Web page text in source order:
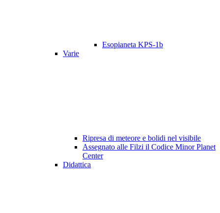
Esopianeta KPS-1b
Varie
Ripresa di meteore e bolidi nel visibile
Assegnato alle Filzi il Codice Minor Planet
Center
Didattica